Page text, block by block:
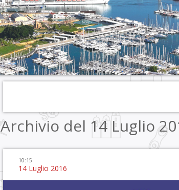
Archivio del 14 Luglio
10:15
14 Luglio 2016